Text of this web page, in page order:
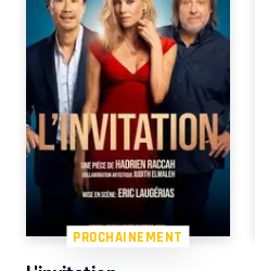
PROCHAINEMENT